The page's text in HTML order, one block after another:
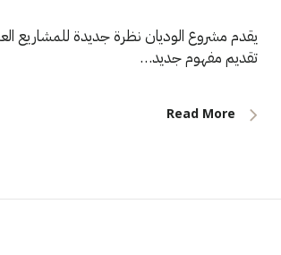
يقدم مشروع الوديان نظرة جديدة للمشاريع
تقديم مفهوم جديد…
Read More